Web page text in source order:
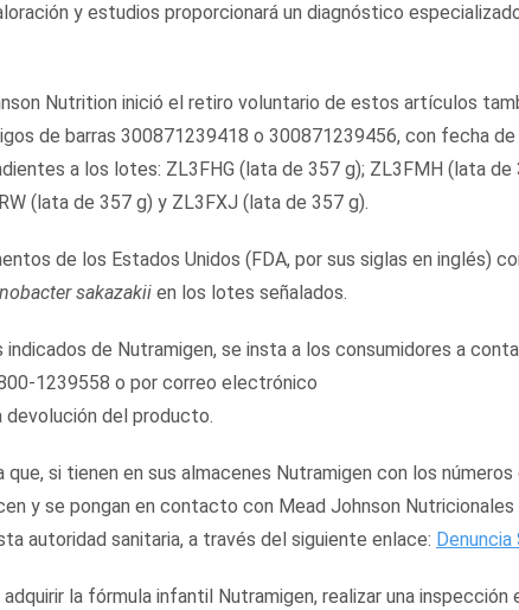
y estudios proporcionará un diagnóstico
Nutrition inició el retiro voluntario de estos artículos
de barras 300871239418 o 300871239456, con fecha
a los lotes: ZL3FHG (lata de 357 g); ZL3FMH (lata de
(lata de 357 g) y ZL3FXJ (lata de 357 g).
de los Estados Unidos (FDA, por sus siglas en inglés)
sakazakii en los lotes señalados.
de Nutramigen, se insta a los consumidores a
1239558 o por correo electrónico
devolución del producto.
si tienen en sus almacenes Nutramigen con los
y se pongan en contacto con Mead Johnson
autoridad sanitaria, a través del siguiente enlace: Denuncia
la fórmula infantil Nutramigen, realizar una inspección